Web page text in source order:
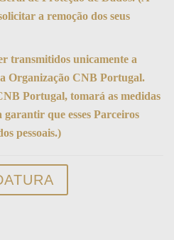
a remoção dos seus
transmitidos unicamente a
Organização CNB Portugal.
Portugal, tomará as medidas
que esses Parceiros
pessoais.)